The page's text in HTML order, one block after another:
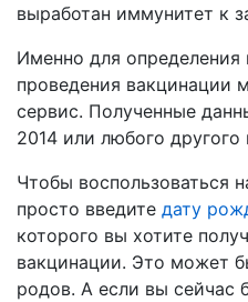
выработан иммунитет к
Именно для определения
проведения вакцинации
сервис. Полученные
2014 или любого другого
Чтобы воспользоваться
просто введите дату
которого вы хотите
вакцинации. Это может
родов. А если вы сейчас